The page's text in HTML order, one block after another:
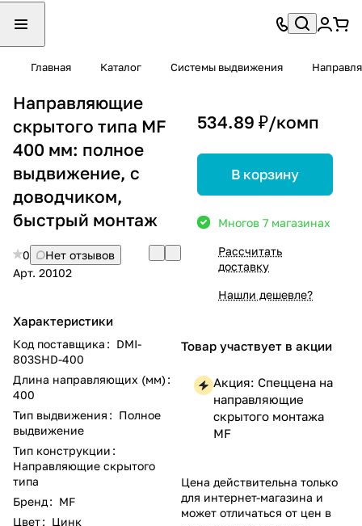
Главная Каталог Системы выдвижения
Направляющие
скрытого типа MF
400 мм: полное
выдвижение, с
доводчиком,
быстрый монтаж
0
Нет отзывов
Арт. 20102
Характеристики
Код поставщика : DMI-
803SHD-400
Длина направляющих (мм) :
400
Тип выдвижения : Полное
выдвижение
Тип конструкции :
Направляющие скрытого
типа
Бренд: MF
Цвет: Цинк
534.89 ₽/комп
В корзину
Многов 7 магазинах
Рассчитать
доставку
Нашли дешевле?
Товар участвует в акции
Акция: Спеццена на
направляющие
скрытого монтажа
MF
Цена действительна только
для интернет-магазина и
может отличаться от цен в